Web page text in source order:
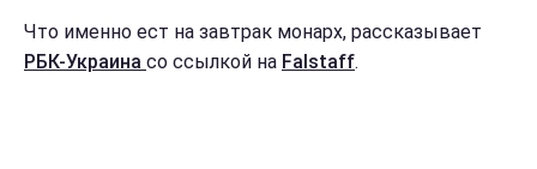
Что именно ест на завтрак монарх, рассказывает
РБК-Украина со ссылкой на Falstaff.